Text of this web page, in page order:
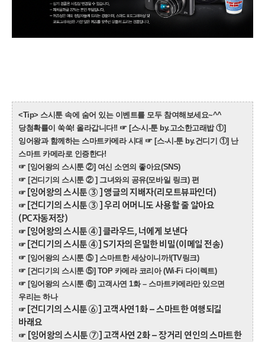
<Tip> 스시툰 속에 숨어 있는 이벤트를 모두 참여해보세요~^^
당첨확률이 쑥쑥! 올라갑니다!! ☞ [스-시-툰 by.고소한고래밥 ①]
잉어왕과 함께하는 스마트카메라 시대 ☞ [스-시-툰 by.건디기 ①] 난
스마트 카메라로 인증한다!
☞ [잉어왕의 스시툰 ②] 여신 소연의 좋아요(SNS)
☞ [건디기의 스시툰 ② ] 그녀와의 공유(모바일 링크) 편
☞ [잉어왕의 스시툰 ③ ] 앵글의 지배자(리모트뷰파인더)
☞ [건디기의 스시툰 ③ ] 우리 어머니도 사용할 줄 알아요
(PC자동저장)
☞ [잉어왕의 스시툰 ④] 클라우드, 너에게 보낸다
☞ [건디기의 스시툰 ④] S기자의 은밀한 비밀(이메일 전송)
☞ [잉어왕의 스시툰 ⑤ ] 스마트한 세상이니까!(TV링크)
☞ [건디기의 스시툰 ⑤] TOP 카메라 코리아 (Wi-Fi 다이렉트)
☞ [잉어왕의 스시툰 ⑥] 고객사연 1화 – 스마트카메라만 있으면
우리는 하나
☞ [건디기의 스시툰 ⑥] 고객사연 1화 – 스마트한 여행되길
바래요
☞ [잉어왕의 스시툰 ⑦] 고객사연 2화 – 장거리 연인의 스마트한